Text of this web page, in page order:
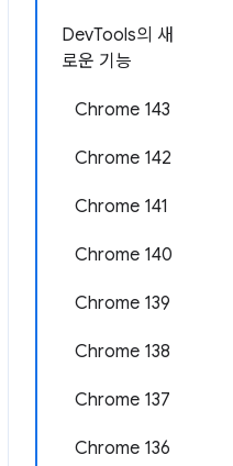
DevTools의 새
로운 기능
Chrome 143
Chrome 142
Chrome 141
Chrome 140
Chrome 139
Chrome 138
Chrome 137
Chrome 136